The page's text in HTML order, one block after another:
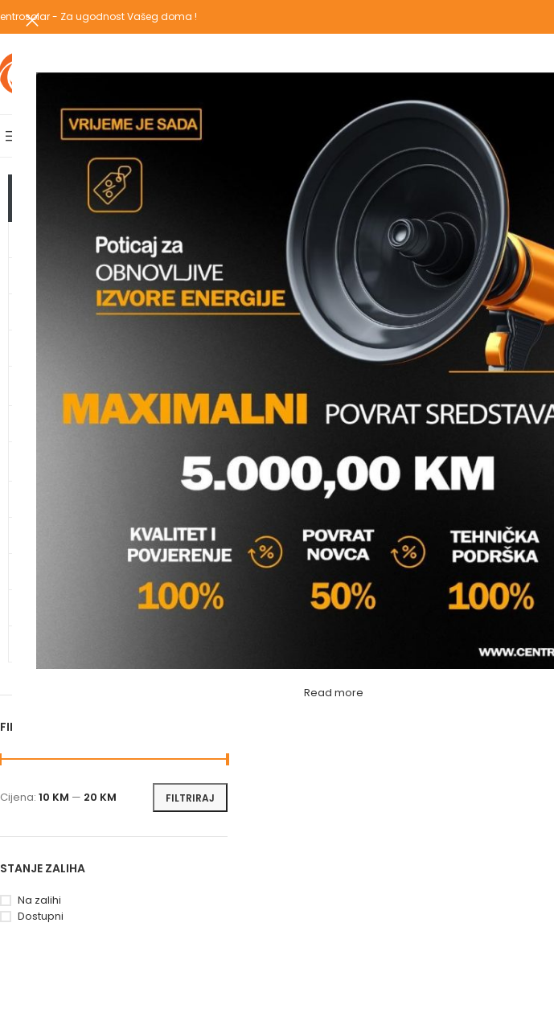
Read more
- Za ugodnost Vašeg doma !
POPULARNE KATEGORIJE PREGLEDAJ CIJELI WEBSHOP
AKCIJSKA PONUDA
O NAMANAŠE USLUGE
TOP KATEGORIJE
TOPLOTNE PUMPE
KLIMA UREĐAJI
SPOJNI ELEMENTI
CIJEVI ZA ZAŠTITU KABLOVA
FILTRIRAJ PO CIJENI
FILTRIRAJ
Cijena: 10 KM — 20 KM
STANJE ZALIHA
Na zalihi
Dostupni
Proizvodi označeni “KLJUČ C”
KLJUČ C ZA HIDRANT
Hidrantska oprema, Hidrantski ključevi
Molimo vas prijavite se